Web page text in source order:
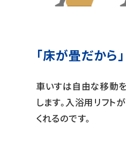
「床が畳だから
車いすは自由な移動
します。入浴用リフ
くれるのです。